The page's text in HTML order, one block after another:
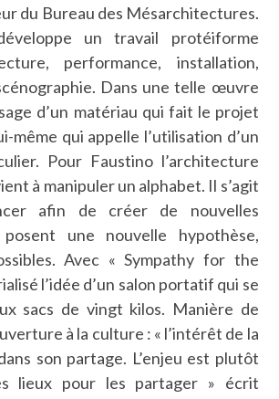
du Bureau des Mésarchitectures.
un travail protéiforme
performance, installation,
Dans une telle œuvre
d’un matériau qui fait le projet
même qui appelle l’utilisation d’un
Pour Faustino l’architecture
à manipuler un alphabet. Il s’agit
afin de créer de nouvelles
une nouvelle hypothèse,
Avec « Sympathy for the
l’idée d’un salon portatif qui se
sacs de vingt kilos. Manière de
à la culture : « l’intérêt de la
son partage. L’enjeu est plutôt
lieux pour les partager » écrit